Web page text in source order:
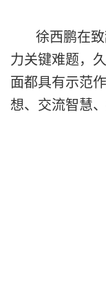
徐西鹏在
力关键难题，
面都具有示范
想、交流智慧